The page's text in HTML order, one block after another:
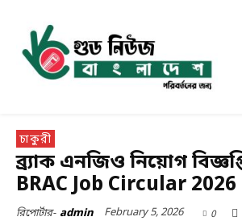
চাকুরী
ব্র্যাক এনজিও নিয়োগ
BRAC Job Circular 2026
রিপোর্টার- admin February 5, 2026 0